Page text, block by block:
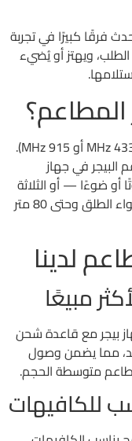
فرقًا كبيرًا في تجربة
ويهتز أو يُضيء
يعتمد النظام على تقنية الراديو اللاسلكي (433 MHz أو 915 MHz).
في جهاز
أو ضوءًا — أو الثلاثة
معًا. مدى العمل يصل إلى 200 متر في الهواء الطلق وحتى 80 متر
لدينا
كاملة تتضمن 20 جهاز بيجر مع قاعدة شحن
مما يضمن وصول
متوسطة الحجم.